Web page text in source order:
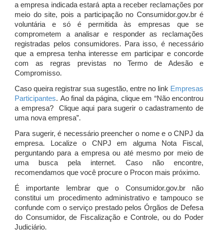
a empresa indicada estará apta a receber reclamações por
meio do site, pois a participação no Consumidor.gov.br é
voluntária e só é permitida às empresas que se
comprometem a analisar e responder as reclamações
registradas pelos consumidores. Para isso, é necessário
que a empresa tenha interesse em participar e concorde
com as regras previstas no Termo de Adesão e
Compromisso.
Caso queira registrar sua sugestão, entre no link Empresas
Participantes. Ao final da página, clique em “Não encontrou
a empresa? Clique aqui para sugerir o cadastramento de
uma nova empresa”.
Para sugerir, é necessário preencher o nome e o CNPJ da
empresa. Localize o CNPJ em alguma Nota Fiscal,
perguntando para a empresa ou até mesmo por meio de
uma busca pela internet. Caso não encontre,
recomendamos que você procure o Procon mais próximo.
É importante lembrar que o Consumidor.gov.br não
constitui um procedimento administrativo e tampouco se
confunde com o serviço prestado pelos Órgãos de Defesa
do Consumidor, de Fiscalização e Controle, ou do Poder
Judiciário.